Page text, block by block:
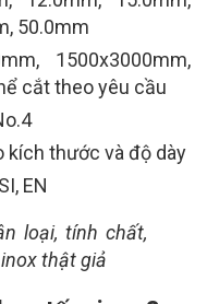
50.0mm
1500x3000mm,
cắt theo yêu cầu
kích thước và độ dày
EN
loại, tính chất,
thật giả